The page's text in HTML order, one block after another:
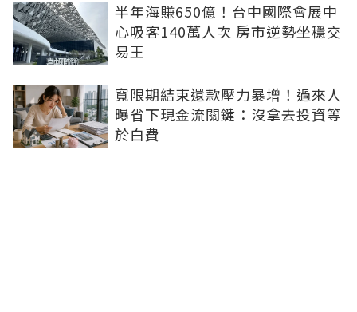
半年海賺650億！台中國際會展中
心吸客140萬人次 房市逆勢坐穩交
易王
寬限期結束還款壓力暴增！過來人
曝省下現金流關鍵：沒拿去投資等
於白費